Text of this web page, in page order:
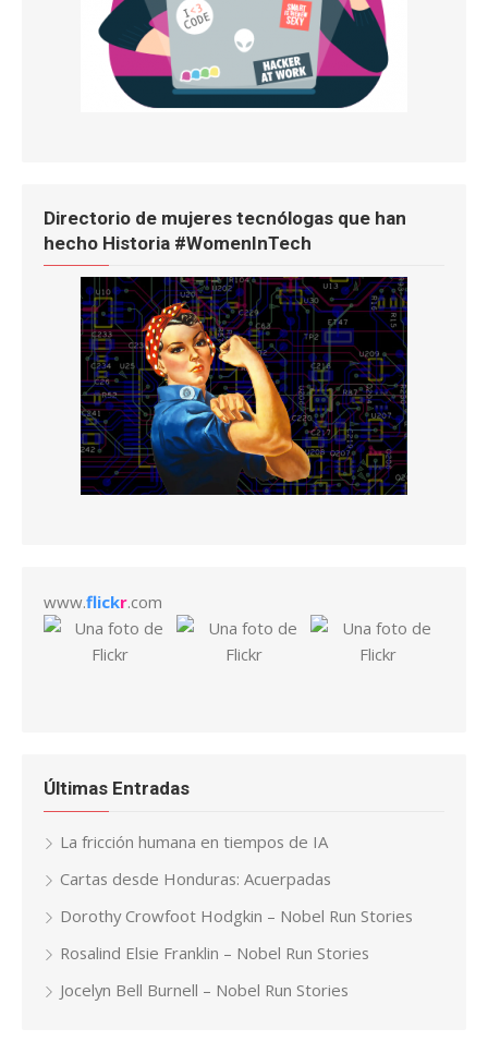
Directorio de mujeres tecnólogas que han
hecho Historia #WomenInTech
www.flickr.com
Últimas Entradas
La fricción humana en tiempos de IA
Cartas desde Honduras: Acuerpadas
Dorothy Crowfoot Hodgkin – Nobel Run Stories
Rosalind Elsie Franklin – Nobel Run Stories
Jocelyn Bell Burnell – Nobel Run Stories